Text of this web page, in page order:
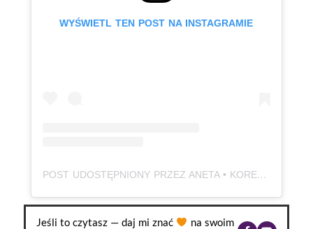
WYŚWIETL TEN POST NA INSTAGRAMIE
POST UDOSTĘPNIONY PRZEZ ANETA • KOREPETYCJE • JĘZYK POLSKI | MATURA | E8 | ADHD (@BABAODPOLSKIEGO)
Jeśli to czytasz — daj mi znać
na swoim